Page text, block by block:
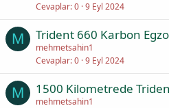
Cevaplar 0 9 Eyl 2024
M Trident 660 Karbon
mehmetsahin1
Cevaplar 0 9 Eyl 2024
M 1500 Kilometrede
mehmetsahin1